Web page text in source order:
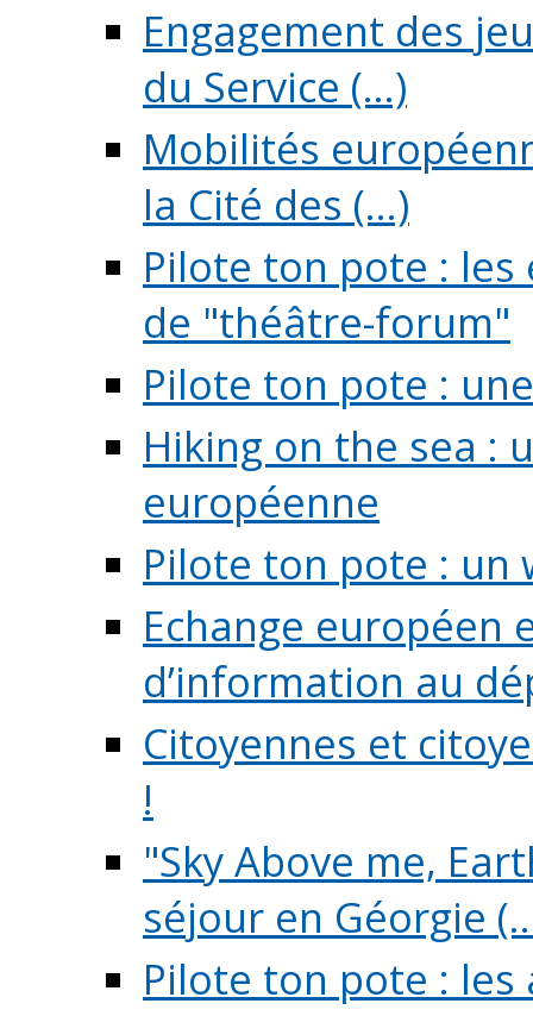
Engagement des
du Service (...)
Mobilités
la Cité des (...)
Pilote ton pote :
de "théâtre-forum"
Pilote ton pote :
Hiking on the sea :
européenne
Pilote ton pote : un
Echange européen
d’information au
Citoyennes et
!
"Sky Above me,
séjour en Géorgie
Pilote ton pote :